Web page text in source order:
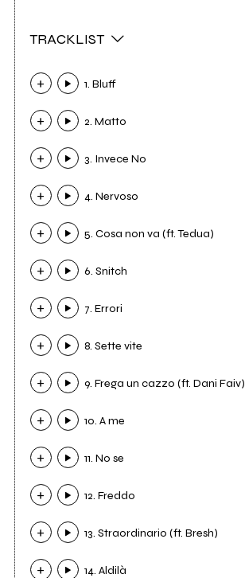
TRACKLIST
1. Bluff
2. Matto
3. Invece No
4. Nervoso
5. Cosa non va (ft. Tedua)
6. Snitch
7. Errori
8. Sette vite
9. Frega un cazzo (ft. Dani Faiv)
10. A me
11. No se
12. Freddo
13. Straordinario (ft. Bresh)
14. Aldilà